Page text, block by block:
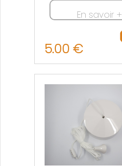
En savoir +
5.00 €